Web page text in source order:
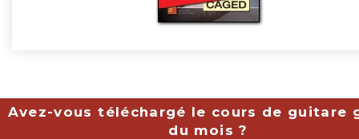
Avez-vous téléchargé le cours de guitare
du mois ?